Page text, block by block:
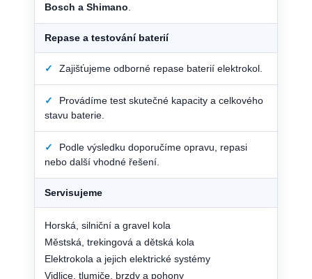
Bosch a Shimano
Repase a testování baterií
✓ Zajišťujeme odborné repase baterií elektrokol.
✓
Provádíme test skutečné kapacity a celkového
stavu baterie.
✓
Podle výsledku doporučíme opravu, repasi
nebo další vhodné řešení.
Servisujeme
Horská, silniční a gravel kola
Městská, trekingová a dětská kola
Elektrokola a jejich elektrické systémy
Vidlice, tlumiče, brzdy a pohony